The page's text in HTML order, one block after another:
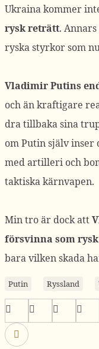
Ukraina kommer
rysk reträtt.
ryska styrkor som
Vladimir Putins
och än kraftigare
dra tillbaka sina
om Putin själv
med artilleri och
taktiska kärnvapen.
Min tro är dock att
försvinna som
bara vilken skada
Putin Ryssland